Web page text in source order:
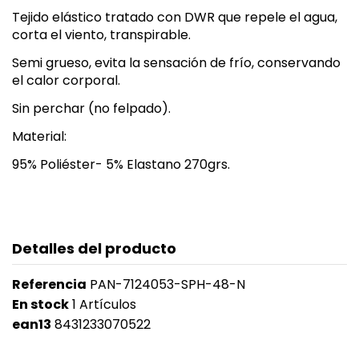
Tejido elástico tratado con DWR que repele el agua,
corta el viento, transpirable.
Semi grueso, evita la sensación de frío, conservando
el calor corporal.
Sin perchar (no felpado).
Material:
95% Poliéster- 5% Elastano 270grs.
Detalles del producto
Referencia PAN-7124053-SPH-48-N
En stock1 Artículos
ean13 8431233070522